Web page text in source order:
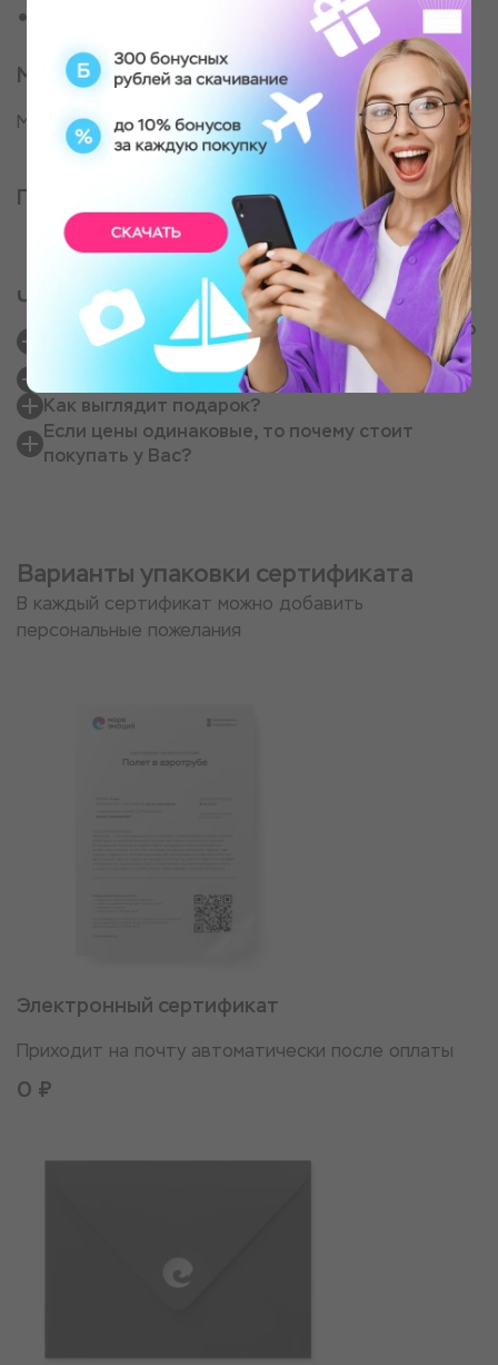
Для начинающих мотоциклистов
Место проведения
Место старта - улица Космонавта Леонова
Партнер, оказывающий услугу
Частые вопросы
Правда, что у Вас такие же цены как напрямую
у партнеров?
Как получить сертификат?
Как выглядит подарок?
Если цены одинаковые, то почему стоит
покупать у Вас?
Варианты упаковки сертификата
В каждый сертификат можно добавить
персональные пожелания
Электронный сертификат
Приходит на почту автоматически после оплаты
0 ₽